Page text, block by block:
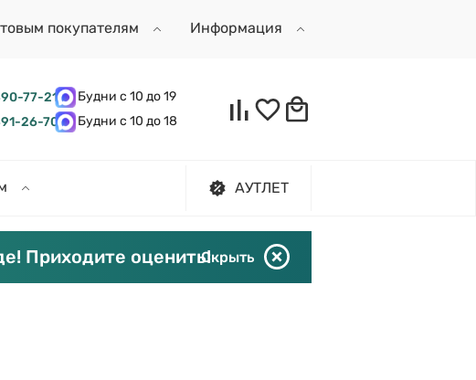
покупателям Информация
77-21
Будни с 10 до 19
26-70 Будни с 10 до 18
АУТЛЕТ
Приходите оценить!Скрыть